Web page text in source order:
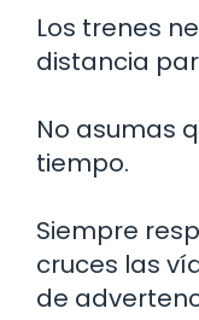
Los trenes
distancia
No asumas
tiempo.
Siempre
cruces las
de